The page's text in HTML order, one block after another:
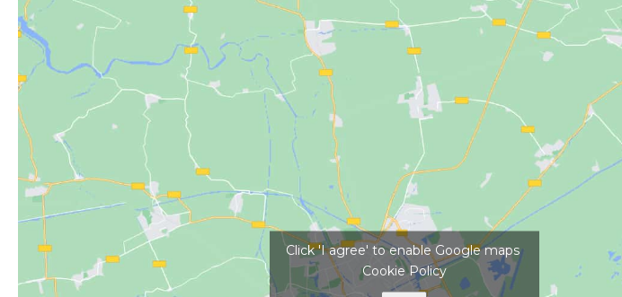
Kattints ide a térkép megjelenítéséhez
Click 'I agree' to enable Google maps
Cookie Policy